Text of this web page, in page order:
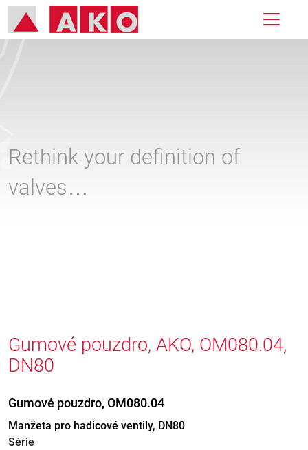
Rethink your definition of
valves…
Gumové pouzdro, AKO, OM080.04,
DN80
Gumové pouzdro, OM080.04
Manžeta pro hadicové ventily, DN80
Série